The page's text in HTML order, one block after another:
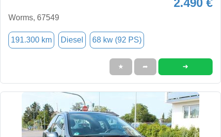
Worms, 67549
191.300 km Diesel 68 kw (92 PS)
★ ➦ ➜